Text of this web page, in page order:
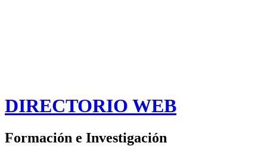
DIRECTORIO WEB
Formación e Investigación